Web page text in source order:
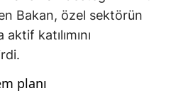
Bakan, özel sektörün
katılımını
planı